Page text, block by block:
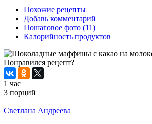
Похожие рецепты
Добавь комментарий
Пошаговое фото (11)
Калорийность продуктов
Понравился рецепт?
1 час
3 порций
Светлана Андреева